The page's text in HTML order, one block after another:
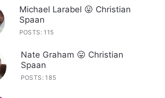
Michael Larabel 😛 Christian
Spaan
POSTS: 115
Nate Graham 😛 Christian
Spaan
POSTS: 185